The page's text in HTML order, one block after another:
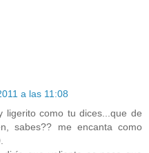
a las 11:08
como tu dices...que de
sabes?? me encanta como